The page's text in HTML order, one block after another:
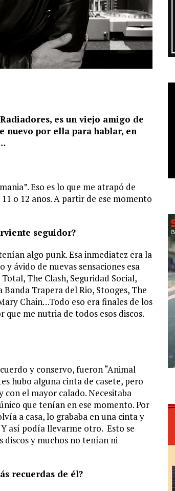
es un viejo amigo de
nuevo por ella para hablar, en
Eso es lo que me atrapó de
o 12 años. A partir de ese momento
seguidor?
algo punk. Esa inmediatez era la
ávido de nuevas sensaciones esa
The Clash, Seguridad Social,
Trapera del Rio, Stooges, The
Chain…Todo eso era finales de los
me nutria de todos esos discos.
y conservo, fueron “Animal
hubo alguna cinta de casete, pero
el mayor calado. Necesitaba
que tenían en ese momento. Por
a casa, lo grababa en una cinta y
así podía llevarme otro. Esto se
discos y muchos no tenían ni
recuerdas de él?